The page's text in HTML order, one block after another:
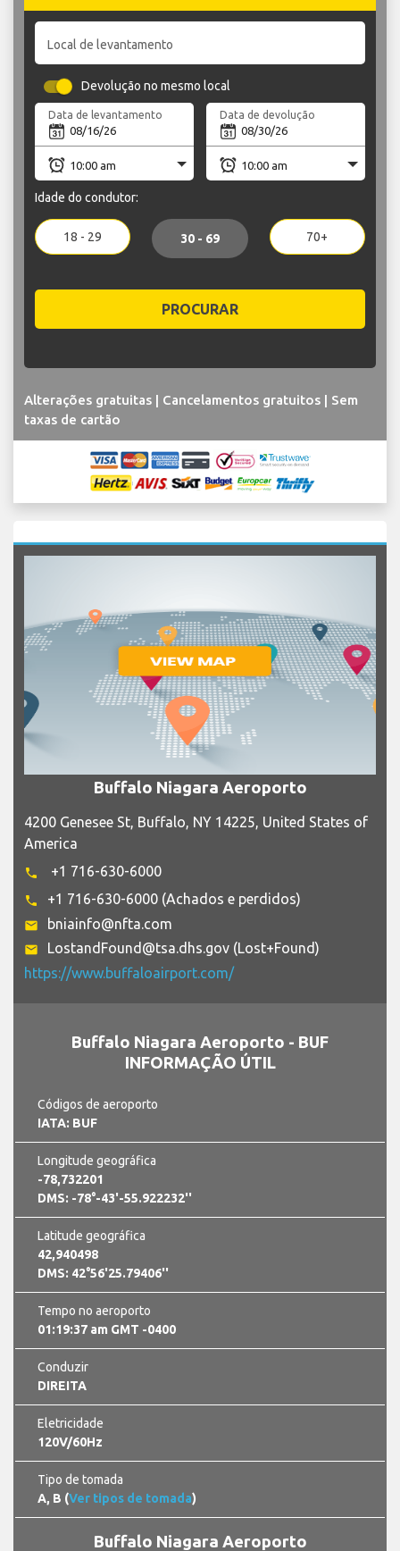
Local de levantamento
Devolução no mesmo local
Data de levantamento Data de devolução
Idade do condutor:
18 - 29 30 - 69 70+
PROCURAR
Alterações gratuitas | Cancelamentos gratuitos | Sem
taxas de cartão
Buffalo Niagara Aeroporto
4200 Genesee St, Buffalo, NY 14225, United States of
America
phone +1 716-630-6000
phone +1 716-630-6000 (Achados e perdidos)
email bniainfo@nfta.com
email
LostandFound@tsa.dhs.gov (Lost+Found)
https://www.buffaloairport.com/
Buffalo Niagara Aeroporto - BUF
INFORMAÇÃO ÚTIL
Códigos de aeroporto
IATA: BUF
Longitude geográfica
-78,732201
DMS: -78°-43'-55.922232''
Latitude geográfica
42,940498
DMS: 42°56'25.79406''
Tempo no aeroporto
01:19:37 am GMT -0400
Conduzir
DIREITA
Eletricidade
120V/60Hz
Tipo de tomada
A, B (Ver tipos de tomada)
Buffalo Niagara Aeroporto